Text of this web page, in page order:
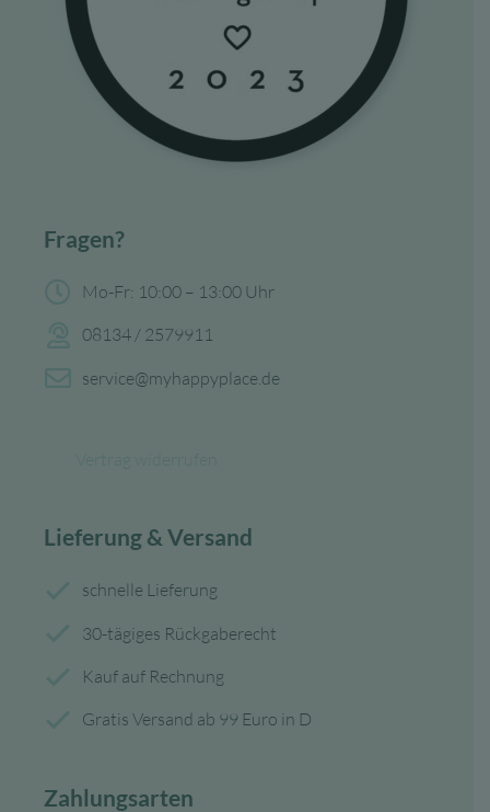
Fragen?
Mo-Fr: 10:00 – 13:00 Uhr
08134 / 2579911
service@myhappyplace.de
Lieferung & Versand
schnelle Lieferung
30-tägiges Rückgaberecht
Kauf auf Rechnung
Gratis Versand ab 99 Euro in D
Zahlungsarten